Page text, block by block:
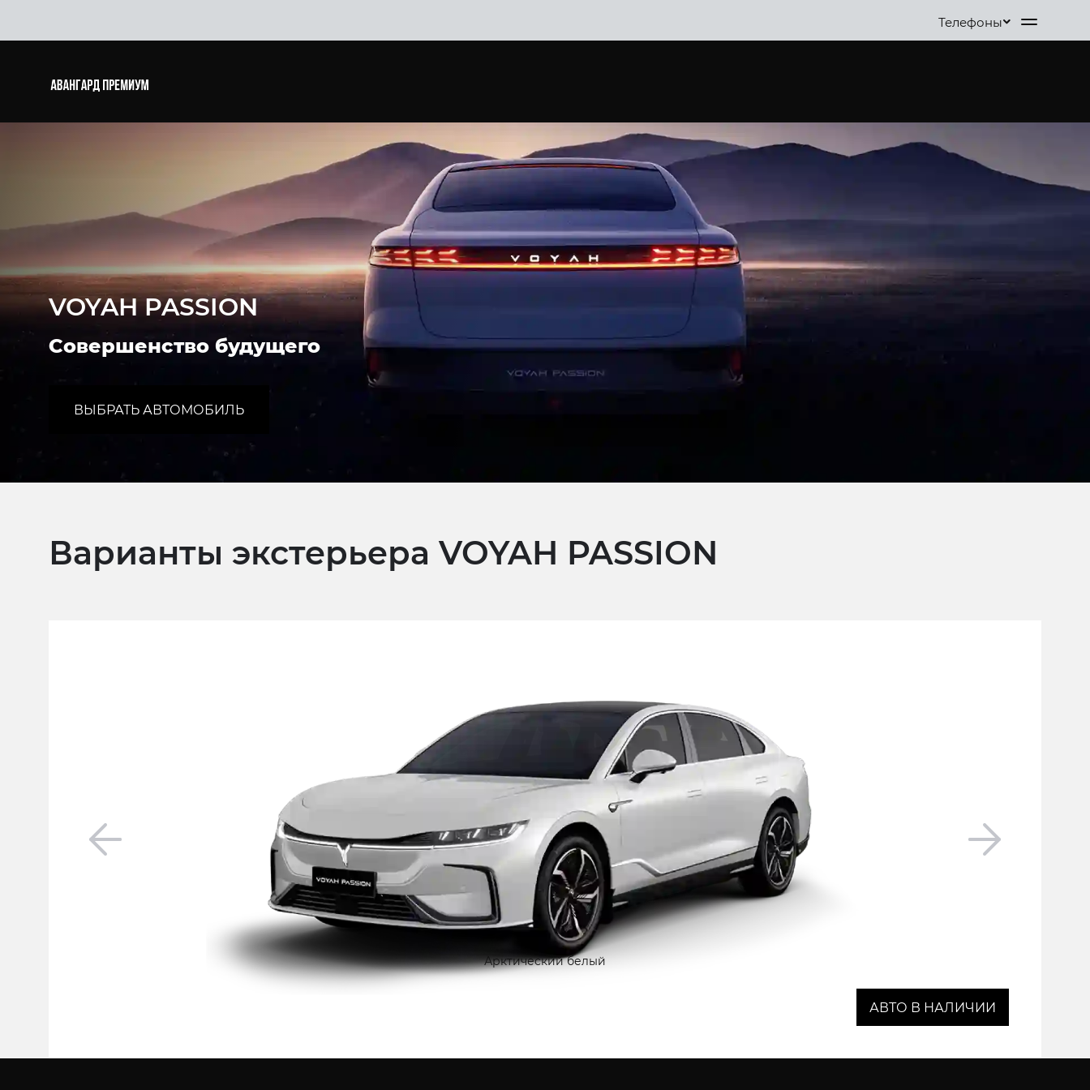
Телефоны
VOYAH PASSION
Совершенство будущего
ВЫБРАТЬ АВТОМОБИЛЬ
Варианты экстерьера VOYAH PASSION
Арктический белый
АВТО В НАЛИЧИИ